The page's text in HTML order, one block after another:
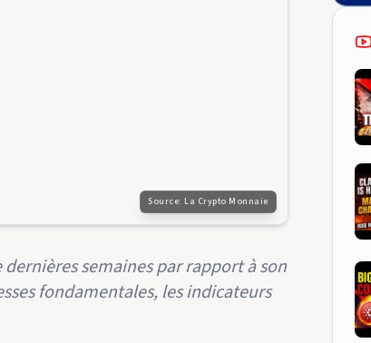
Source: La Crypto Monnaie
semaines par rapport à son
fondamentales, les indicateurs